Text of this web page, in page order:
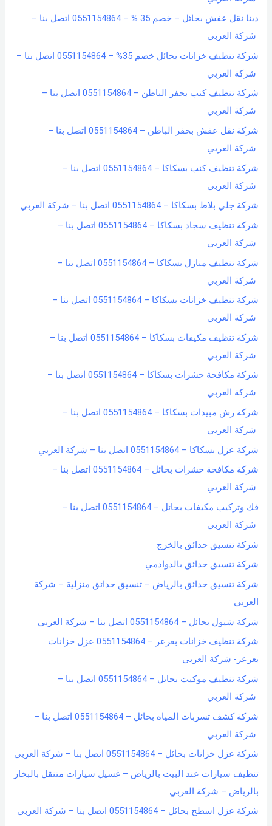
دينا نقل عفش بحائل – خصم 35 % – 0551154864 اتصل بنا –
شركة العربي
شركة تنظيف خزانات بحائل خصم 35% – 0551154864 اتصل بنا –
شركة العربي
شركة تنظيف كنب بحفر الباطن – 0551154864 اتصل بنا –
شركة العربي
شركة نقل عفش بحفر الباطن – 0551154864 اتصل بنا –
شركة العربي
شركة تنظيف كنب بسكاكا – 0551154864 اتصل بنا –
شركة العربي
شركة جلي بلاط بسكاكا – 0551154864 اتصل بنا – شركة العربي
شركة تنظيف سجاد بسكاكا – 0551154864 اتصل بنا –
شركة العربي
شركة تنظيف منازل بسكاكا – 0551154864 اتصل بنا –
شركة العربي
شركة تنظيف خزانات بسكاكا – 0551154864 اتصل بنا –
شركة العربي
شركة تنظيف مكيفات بسكاكا – 0551154864 اتصل بنا –
شركة العربي
شركة مكافحة حشرات بسكاكا – 0551154864 اتصل بنا –
شركة العربي
شركة رش مبيدات بسكاكا – 0551154864 اتصل بنا –
شركة العربي
شركة عزل بسكاكا – 0551154864 اتصل بنا – شركة العربي
شركة مكافحة حشرات بحائل – 0551154864 اتصل بنا –
شركة العربي
فك وتركيب مكيفات بحائل – 0551154864 اتصل بنا –
شركة العربي
شركة تنسيق حدائق بالخرج
شركة تنسيق حدائق بالدوادمي
شركة تنسيق حدائق بالرياض – تنسيق حدائق منزلية – شركة
العربي
شركة شيول بحائل – 0551154864 اتصل بنا – شركة العربي
شركة تنظيف خزانات بعرعر – 0551154864 عزل خزانات
بعرعر- شركة العربي
شركة تنظيف موكيت بحائل – 0551154864 اتصل بنا –
شركة العربي
شركة كشف تسربات المياه بحائل – 0551154864 اتصل بنا –
شركة العربي
شركة عزل خزانات بحائل – 0551154864 اتصل بنا – شركة العربي
تنظيف سيارات عند البيت بالرياض – غسيل سيارات متنقل بالبخار
بالرياض – شركة العربي
شركة عزل اسطح بحائل – 0551154864 اتصل بنا – شركة العربي